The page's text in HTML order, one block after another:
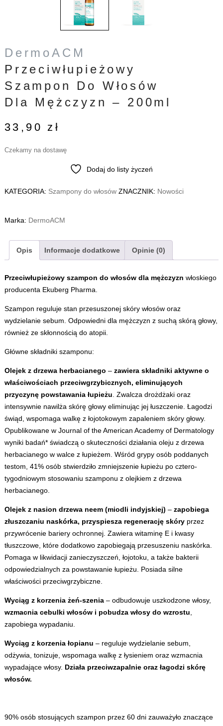
DermoACM
Przeciwłupieżowy
Szampon Do Włosów
Dla Mężczyzn – 200ml
33,90zł
Czekamy na dostawę
Dodaj do listy życzeń
KATEGORIA: Szampony do włosów ZNACZNIK: Nowości
Marka: DermoACM
Opis Informacje dodatkowe Opinie (0)
Przeciwłupieżowy szampon do włosów dla mężczyzn włoskiego
producenta Ekuberg Pharma.
Szampon reguluje stan przesuszonej skóry włosów oraz
wydzielanie sebum. Odpowiedni dla mężczyzn z suchą skórą głowy,
również ze skłonnością do atopii.
Główne składniki szamponu:
Olejek z drzewa herbacianego – zawiera składniki aktywne o
właściwościach przeciwgrzybicznych, eliminujących
przyczynę powstawania łupieżu . Zwalcza drożdżaki oraz
intensywnie nawilża skórę głowy eliminując jej łuszczenie. Łagodzi
świąd, wspomaga walkę z łojotokowym zapaleniem skóry głowy.
Opublikowane w Journal of the American Academy of Dermatology
wyniki badań* świadczą o skuteczności działania oleju z drzewa
herbacianego w walce z łupieżem. Wśród grypy osób poddanych
testom, 41% osób stwierdziło zmniejszenie łupieżu po cztero-
tygodniowym stosowaniu szamponu z olejkiem z drzewa
herbacianego.
Olejek z nasion drzewa neem (miodli indyjskiej) – zapobiega
złuszczaniu naskórka, przyspiesza regenerację skóryprzez
przywrócenie bariery ochronnej. Zawiera witaminę E i kwasy
tłuszczowe, które dodatkowo zapobiegają przesuszeniu naskórka.
Pomaga w likwidacji zanieczyszczeń, łojotoku, a także bakterii
odpowiedzialnych za powstawanie łupieżu. Posiada silne
właściwości przeciwgrzybiczne.
Wyciąg z korzenia żeń-szenia– odbudowuje uszkodzone włosy,
wzmacnia cebulki włosów i pobudza włosy do wzrostu
zapobiega wypadaniu.
Wyciąg z korzenia łopianu – reguluje wydzielanie sebum,
odżywia, tonizuje, wspomaga walkę z łysieniem oraz wzmacnia
wypadające włosy. Działa przeciwzapalnie oraz łagodzi skórę
włosów.
90% osób stosujących szampon przez 60 dni zauważyło znaczące